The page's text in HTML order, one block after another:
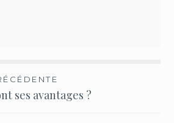
ses avantages ?